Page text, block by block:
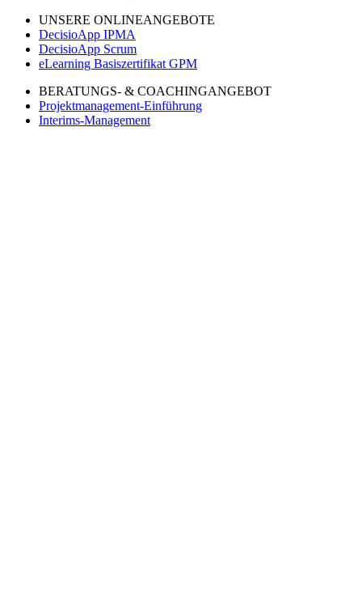
UNSERE ONLINEANGEBOTE
DecisioApp IPMA
DecisioApp Scrum
eLearning Basiszertifikat GPM
BERATUNGS- & COACHINGANGEBOT
Projektmanagement-Einführung
Interims-Management